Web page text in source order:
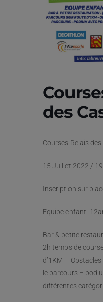
des
Courses Relais
15 Juillet 2022 /
Inscription sur
Equipe enfant -
Bar & petite
2h temps de
d’1KM –
le parcours –
différentes